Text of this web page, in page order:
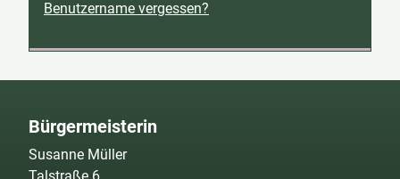
Benutzername vergessen?
Bürgermeisterin
Susanne Müller